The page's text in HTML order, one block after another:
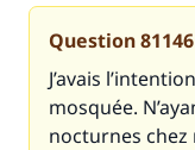
Question81146
J’avais
mosquée.
nocturnes